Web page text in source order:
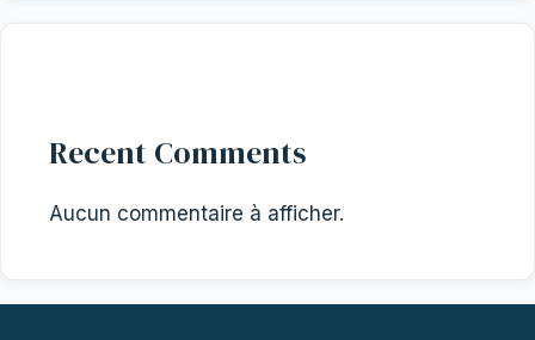
Recent Comments
Aucun commentaire à afficher.